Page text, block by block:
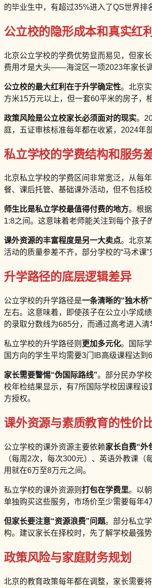
的毕业生中，有超过35%进入了QS世界
公立校的隐形成本和真实红利
北京公立学校的学费优势显而易见，但家
费用才是大头——海淀区一项2023年家长调
公立校的最大红利在于升学确定性。北京
方米15万元以上，但一套60平米的房子，
政策风险是公立校家长必须面对的现实。
庭，五证审核标准每年都在收紧，2024年
私立学校的学费结构和服务
北京私立学校的学费区间非常宽泛，从每
餐、课后托管、基础课外活动，但不包括
师生比是私立学校最值得付费的地方。根
1:8之间。这意味着老师能关注到每个孩子
课外资源的丰富程度是另一大卖点。北京
活动的质量参差不齐，部分学校的“马术课
升学路径的底层逻辑差异
公立学校的升学路径是一条清晰的“独木桥”
左右。这意味着，即使孩子在公立小学成
的录取分数线为685分，而通过高考进入清
私立学校的升学路径则 更加多元化。国际
国方向的学生平均需要3门IB高级课程达
家长需要警惕“伪国际路线”。部分民办学
校年检结果显示，有7所国际学校因课程
方授权。
课外资源与素质教育的性价
公立学校的课外资源主要依赖家长自费“外
（每周2次，每次300元）、英语外教课
用就在6万至8万元之间。
私立学校的课外资源则 打包在学费里。以
单独购买这些服务，市场价至少需要每年
但家长要注意“资源浪费”问题。部分私立
构。建议家长在择校时，先了解学校最强
政策风险与家庭财务规划
北京的教育政策每年都在调整，家长需要将